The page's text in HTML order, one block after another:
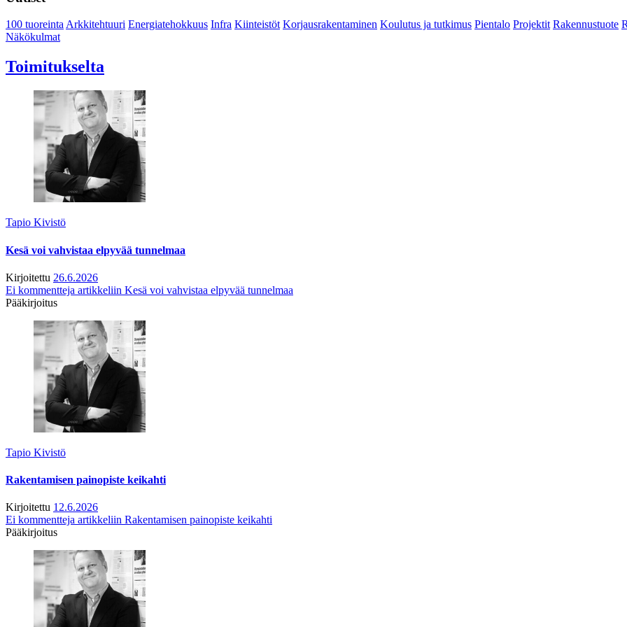
100 tuoreintaArkkitehtuuri Energiatehokkuus Infra Kiinteistöt Korjausrakentaminen Koulutus ja tutkimus Pientalo Projektit Rakennustuote
Näkökulmat
Toimitukselta
Tapio Kivistö
Kesä voi vahvistaa elpyvää tunnelmaa
Kirjoitettu 26.6.2026
Ei kommentteja artikkeliin Kesä voi vahvistaa elpyvää tunnelmaa
Pääkirjoitus
Tapio Kivistö
Rakentamisen painopiste keikahti
Kirjoitettu 12.6.2026
Ei kommentteja artikkeliin Rakentamisen painopiste keikahti
Pääkirjoitus